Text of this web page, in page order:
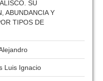
SU
ABUNDANCIA Y
TIPOS DE
Luis Ignacio